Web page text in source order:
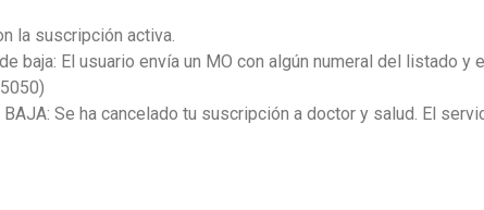
la suscripción activa.
baja: El usuario envía un MO con algún numeral del listado
Se ha cancelado tu suscripción a doctor y salud. El